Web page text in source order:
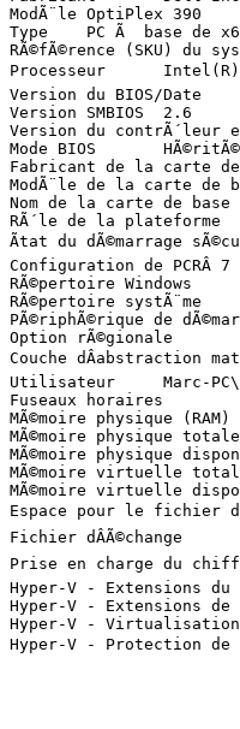
ModÃ¨le	OptiPlex 390
Type	PC Ã  base de x64
RÃ©fÃ©rence (SKU) du
Processeur	Intel(R) Core(TM) i3-2120 CPU @ 3.30GHz, 3300Â MHz, 2 cÂur(s), 4 processeur(s) logique(s)
Version du BIOS/Date	Dell Inc. A11, 14/10/2013
Version SMBIOS	2.6
Version du contrÃ´leur
Mode BIOS	HÃ©ritÃ©
Fabricant de la carte de base
ModÃ¨le de la carte de base	Non
Nom de la carte de base	Carte de base
RÃ´le de la plateforme	Bureau
Ãtat du dÃ©marrage sÃ©curisÃ©	Non pris
Configuration de PCRÂ 7	Liaison impossible
RÃ©pertoire Windows	C:\WINDOWS
RÃ©pertoire systÃ¨me	C:\WINDOWS\system32
PÃ©riphÃ©rique de dÃ©marrage
Option rÃ©gionale	France
Couche dÂabstraction matÃ©rielle	Version =
Utilisateur	Marc-PC\Marc
Fuseaux horaires	Est
MÃ©moire physique (RAM)
MÃ©moire physique totale	3,90Â Go
MÃ©moire physique disponible
MÃ©moire virtuelle totale	7,90Â
MÃ©moire virtuelle disponible
Espace pour le fichier
Fichier dÂÃ©change	C:\pagefile.sys
Prise en charge du chiffrement dÂappareil%s	Motifs de lÂÃ©chec du chiffrement de lÂappareil automatique: TPM inutilisable, Liaison PCR7 non prise en charge, LÂinterface de test
Hyper-V - Extensions du
Hyper-V - Extensions de
Hyper-V - Virtualisation